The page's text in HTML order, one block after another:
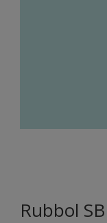
Rubbol SB